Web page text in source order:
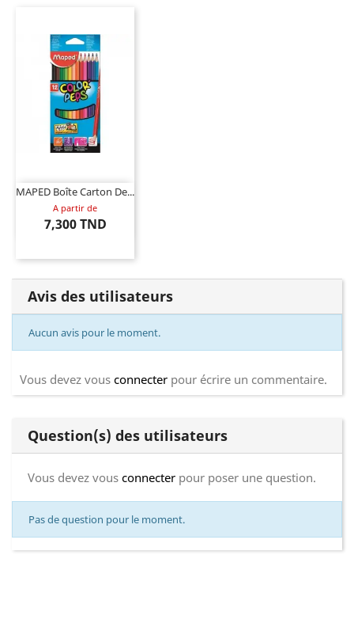
MAPED Boîte Carton De...
A partir de
7,300 TND
Avis des utilisateurs
Aucun avis pour le moment.
Vous devez vous connecter pour écrire un commentaire.
Question(s) des utilisateurs
Vous devez vous connecter pour poser une question.
Pas de question pour le moment.